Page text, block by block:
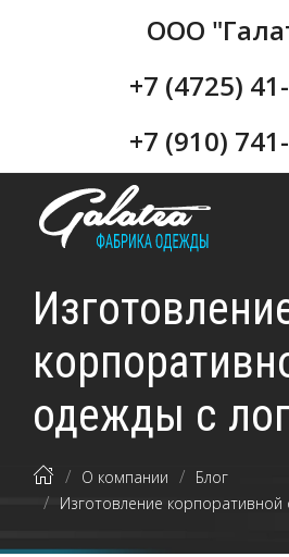
ООО
+7 (4725)
+7 (910)
одежды с
О компании
Блог
Изготовление